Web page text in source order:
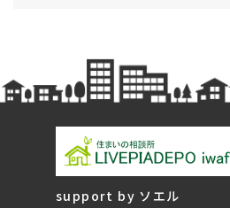
support by ソエル